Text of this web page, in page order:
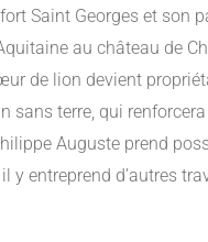
Saint Georges et son
au château de
de lion devient
sans terre, qui
Auguste prend
y entreprend d’autres